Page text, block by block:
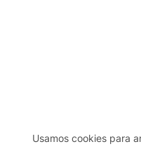
Usamos cookies para